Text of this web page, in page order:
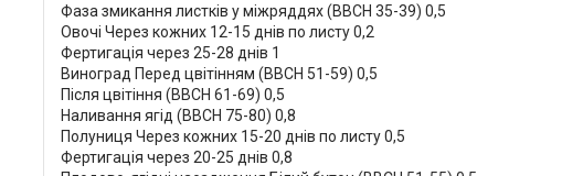
Фаза змикання листків у міжряддях (ВВСН 35-39) 0,5
Овочі Через кожних 12-15 днів по листу 0,2
Фертигація через 25-28 днів 1
Виноград Перед цвітінням (ВВСН 51-59) 0,5
Після цвітіння (ВВСН 61-69) 0,5
Наливання ягід (ВВСН 75-80) 0,8
Полуниця Через кожних 15-20 днів по листу 0,5
Фертигація через 20-25 днів 0,8